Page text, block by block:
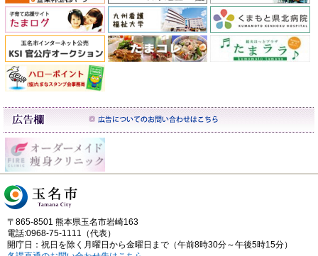
〒865-8501 熊本県玉名市岩崎163
電話:0968-75-1111（代表）
開庁日：祝日を除く月曜日から金曜日まで（午前8時30分～午後5時15分）